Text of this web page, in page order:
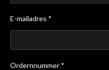
E-mailadres *
Ordernnummer *